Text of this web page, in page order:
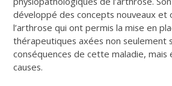
développé des concepts nouveaux et
l’arthrose qui ont permis la mise en
thérapeutiques axées non seulement
conséquences de cette maladie, mais
causes.